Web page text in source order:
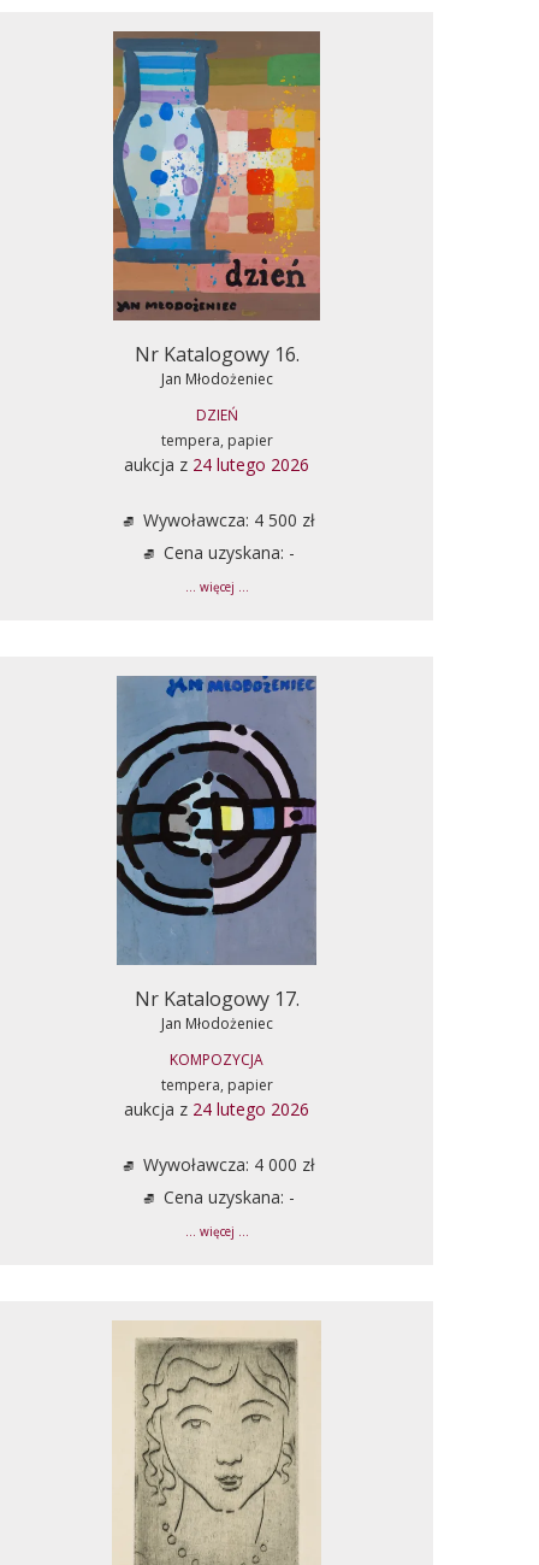
Nr Katalogowy 16.
Jan Młodożeniec
DZIEŃ
tempera, papier
aukcja z 24 lutego 2026
Wywoławcza: 4 500 zł
Cena uzyskana: -
... więcej ...
Nr Katalogowy 17.
Jan Młodożeniec
KOMPOZYCJA
tempera, papier
aukcja z 24 lutego 2026
Wywoławcza: 4 000 zł
Cena uzyskana: -
... więcej ...